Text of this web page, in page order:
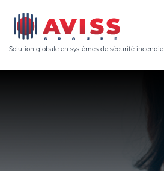
Solution globale en systèmes de sécurité incendie